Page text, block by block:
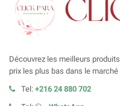
Découvrez les meilleurs
prix les plus bas dans le
Tel: +216 24 880 702